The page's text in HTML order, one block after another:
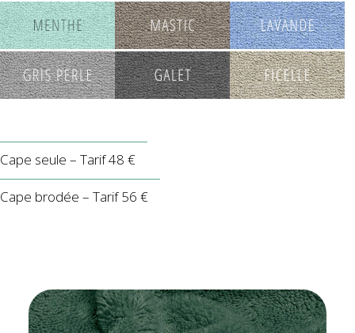
Cape seule – Tarif 48 €
Cape brodée – Tarif 56 €